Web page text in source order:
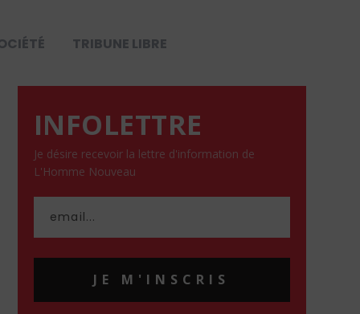
TRIBUNE LIBRE
INFOLETTRE
Je désire recevoir la lettre d'information de
L'Homme Nouveau
JE M'INSCRIS